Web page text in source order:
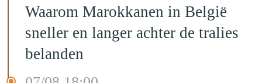
Waarom Marokkanen in België
sneller en langer achter de tralies
belanden